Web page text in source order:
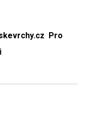
Pro